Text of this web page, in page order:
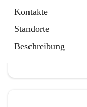
Kontakte
Standorte
Beschreibung